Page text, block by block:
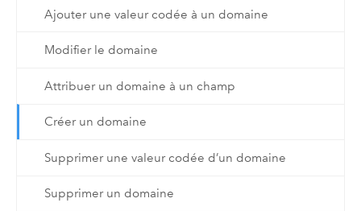
Ajouter une valeur codée à un domaine
Modifier le domaine
Attribuer un domaine à un champ
Créer un domaine
Supprimer une valeur codée d’un domaine
Supprimer un domaine